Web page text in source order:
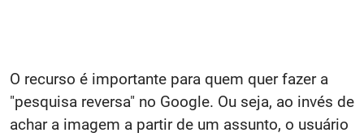
O recurso é importante para quem quer fazer a
"pesquisa reversa" no Google. Ou seja, ao invés de
achar a imagem a partir de um assunto, o usuário